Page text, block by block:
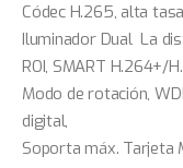
Códec H.265, alta
Iluminador Dual La
ROI, SMART H.264+/
Modo de rotación,
digital,
Soporta máx. Tarjeta